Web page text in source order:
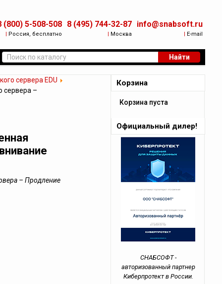
(800) 5-508-508
| Россия, бесплатно
8 (495) 744-32-87
| Москва
info@snabsoft.ru
| E-mail
Найти
сервера EDU
сервера –
– Продление
Корзина
Корзина пуста
Официальный дилер!
СНАБСОФТ -
авторизованный партнер
Киберпротект в России.